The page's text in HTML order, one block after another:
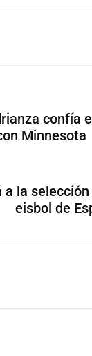
confía
Minnesota
a la selección
eisbol de